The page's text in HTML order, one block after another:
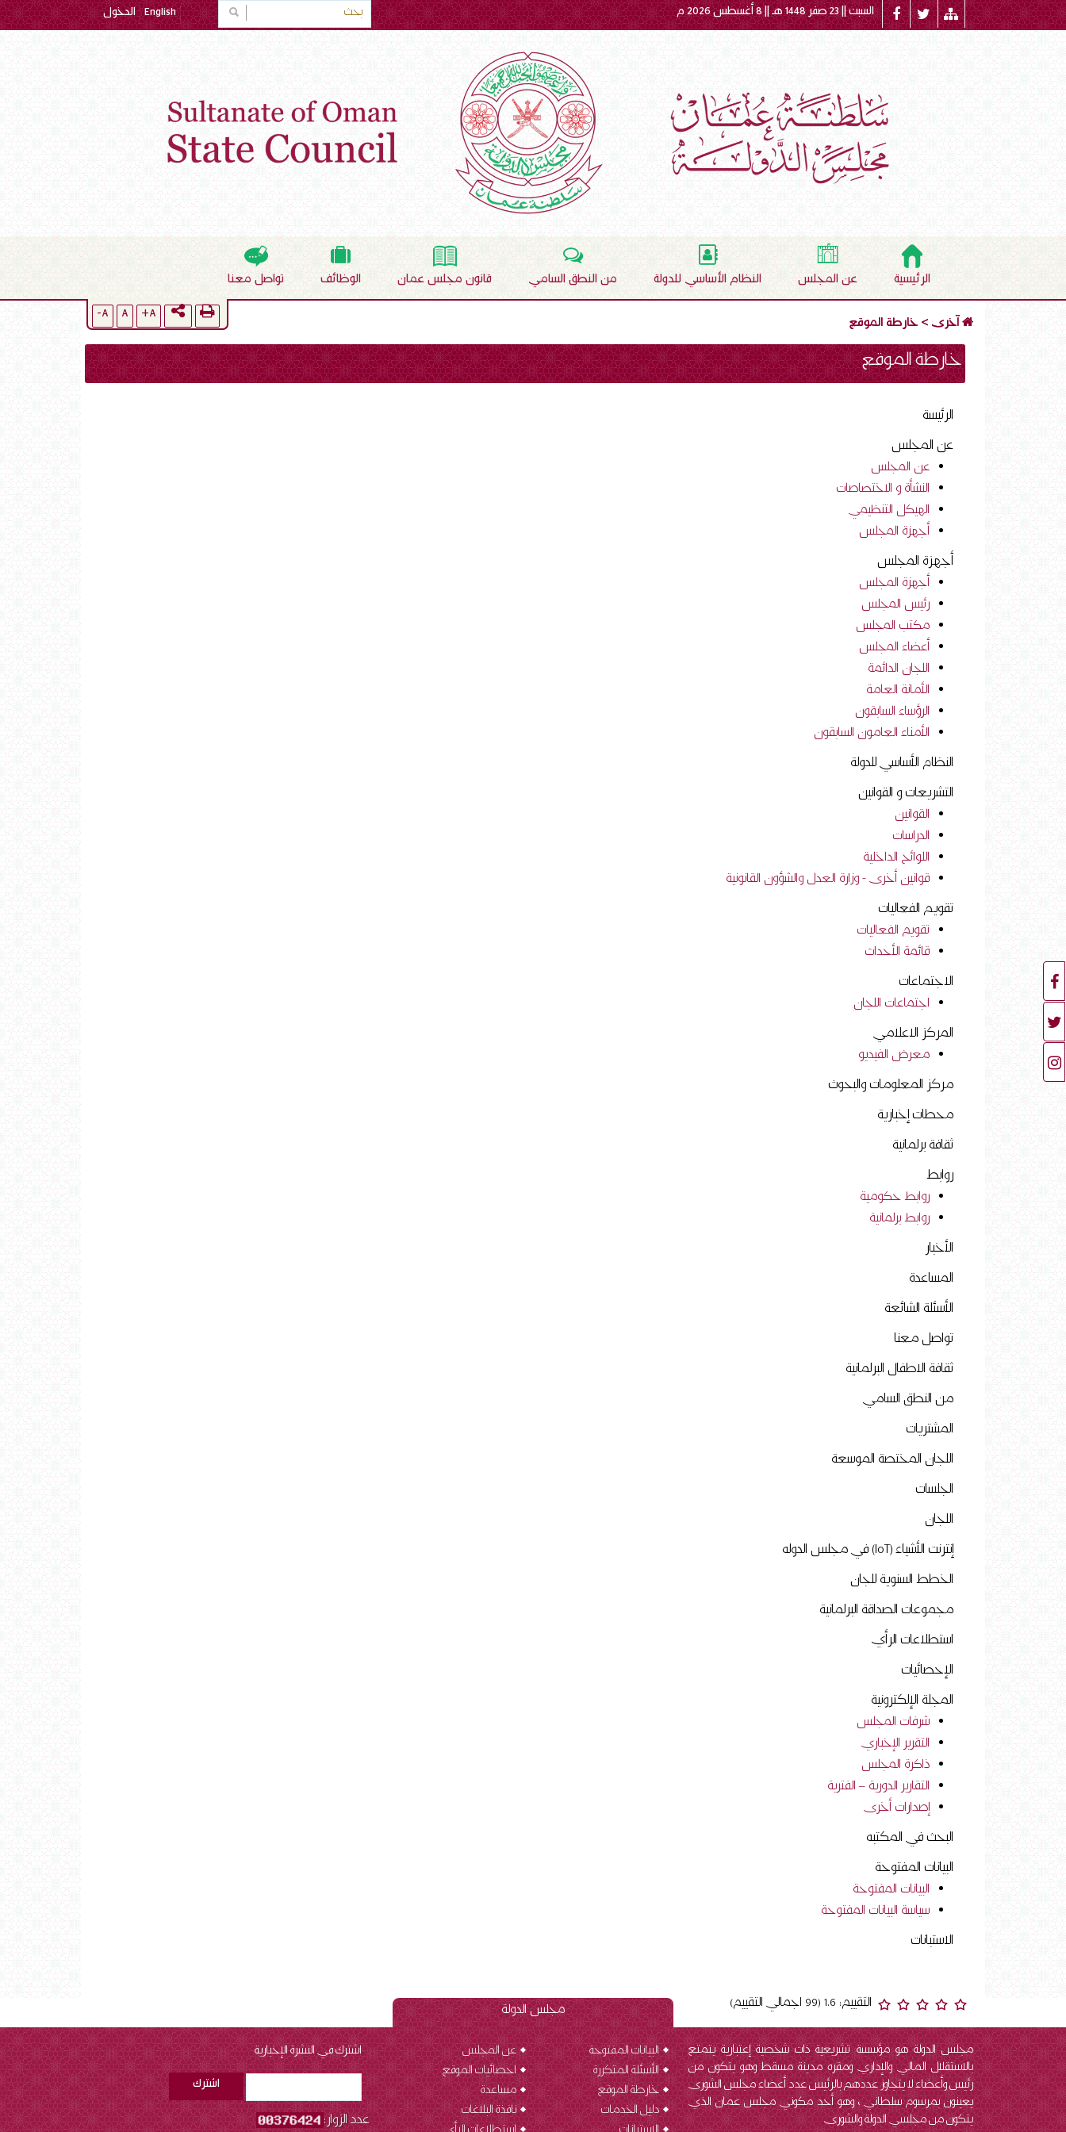
السبت || 23 صفر 1448 هـ || 8 أغسطس 2026 م الدخول English
الرئيسية عن المجلس النظام الأساسي للدولة من النطق السامي قانون مجلس عمان الوظائف
تواصل معنا
آخرى>خارطة الموقع A+
A
A-
خارطة الموقع
الرئيسة
عن المجلس
عن المجلس
النشأة و الاختصاصات
الهيكل التنظيمي
أجهزة المجلس
أجهزة المجلس
أجهزة المجلس
رئيس المجلس
مكتب المجلس
أعضاء المجلس
اللجان الدائمة
الأمانة العامة
الرؤساء السابقون
الأمناء العامون السابقون
النظام الأساسي للدولة
التشريعات و القوانين
القوانين
الدراسات
اللوائح الداخلية
قوانين أخرى - وزارة العدل والشؤون القانونية
تقويم الفعاليات
تقويم الفعاليات
قائمة الأحداث
الاجتماعات
اجتماعات اللجان
المركز الاعلامي
معرض الفيديو
مركز المعلومات والبحوث
محطات إخبارية
ثقافة برلمانية
روابط
روابط حكومية
روابط برلمانية
الأخبار
المساعدة
الأسئلة الشائعة
تواصل معنا
ثقافة الاطفال البرلمانية
من النطق السامي
المشتريات
اللجان المختصة الموسعة
الجلسات
اللجان
إنترنت الأشياء (IoT) في مجلس الدوله
الخطط السنوية للجان
مجموعات الصداقة البرلمانية
استطلاعات الرأي
الإحصائيات
المجلة الإلكترونية
شرفات المجلس
التقرير الإخباري
ذاكرة المجلس
التقارير الدورية – الفترية
إصدارات أخرى
البحث في المكتبه
البيانات المفتوحة
البيانات المفتوحة
سياسة البيانات المفتوحة
الاستبانات
التقييم: 1.6 (99 اجمالي التقييم) مجلس الدولة
مجلس الدولة هو مؤسسة تشريعية ذات شخصية إعتبارية يتمتع
بالاستقلال المالي والإداري ومقره مدينة مسقط وهو يتكون من
رئيس وأعضاء لا يتجاوز عددهم بالرئيس عدد أعضاء مجلس الشورى
يعينون بمرسوم سلطاني ، وهو أحد مكوني مجلس عمان الذي
يتكون من مجلسي الدولة والشورى.
عن المجلس
البيانات المفتوحة
احصائيات الموقع
الأسئلة المتكررة
مساعدة
خارطة الموقع
نافذة البلاغات
دليل الخدمات
اشترك في النشرة الإخبارية
عدد الزوار: